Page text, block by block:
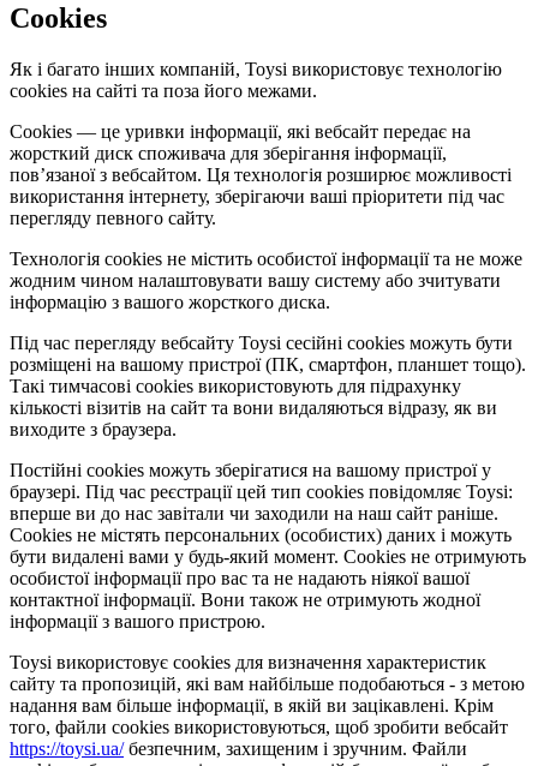
Cookies
Як і багато інших компаній, Toysi використовує технологію
cookies на сайті та поза його межами.
Cookies — це уривки інформації, які вебсайт передає на
жорсткий диск споживача для зберігання інформації,
пов’язаної з вебсайтом. Ця технологія розширює можливості
використання інтернету, зберігаючи ваші пріоритети під час
перегляду певного сайту.
Технологія cookies не містить особистої інформації та не може
жодним чином налаштовувати вашу систему або зчитувати
інформацію з вашого жорсткого диска.
Під час перегляду вебсайту Toysi сесійні cookies можуть бути
розміщені на вашому пристрої (ПК, смартфон, планшет тощо).
Такі тимчасові cookies використовують для підрахунку
кількості візитів на сайт та вони видаляються відразу, як ви
виходите з браузера.
Постійні cookies можуть зберігатися на вашому пристрої у
браузері. Під час реєстрації цей тип cookies повідомляє Toysi:
вперше ви до нас завітали чи заходили на наш сайт раніше.
Cookies не містять персональних (особистих) даних і можуть
бути видалені вами у будь-який момент. Сookies не отримують
особистої інформації про вас та не надають ніякої вашої
контактної інформації. Вони також не отримують жодної
інформації з вашого пристрою.
Toysi використовує cookies для визначення характеристик
сайту та пропозицій, які вам найбільше подобаються - з метою
надання вам більше інформації, в якій ви зацікавлені. Крім
того, файли cookies використовуються, щоб зробити вебсайт
https://toysi.ua/безпечним, захищеним і зручним. Файли